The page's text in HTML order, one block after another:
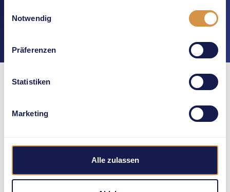
Notwendig
Präferenzen
Statistiken
Marketing
Alle zulassen